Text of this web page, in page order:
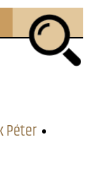
Péter